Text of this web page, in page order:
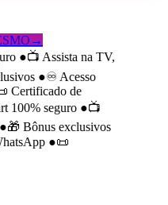
→
● 📺 Assista na TV,
● ♾️ Acesso
Certificado de
seguro ● 📺
🎁 Bônus exclusivos
● 📜